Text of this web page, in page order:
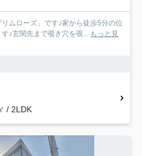
ムローズ」です♪家から徒歩5分の位
♪玄関先まで覗き穴を覗...
もっと見
/ 2LDK